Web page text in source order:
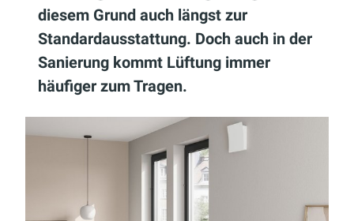
diesem Grund auch längst zur
Standardausstattung. Doch auch in der
Sanierung kommt Lüftung immer
häufiger zum Tragen.